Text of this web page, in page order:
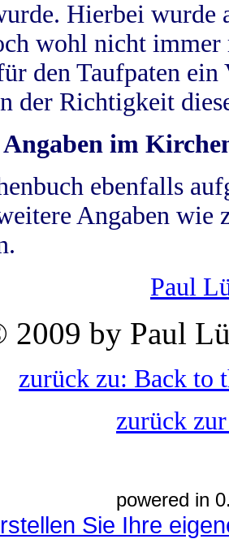
Hierbei wurde
wohl nicht
den Taufpaten
der Richtigkeit
im
ebenfalls
Angaben wie
Paul
2009 by Paul
zurück zu: Back to
zurück
powered in
Sie Ihre